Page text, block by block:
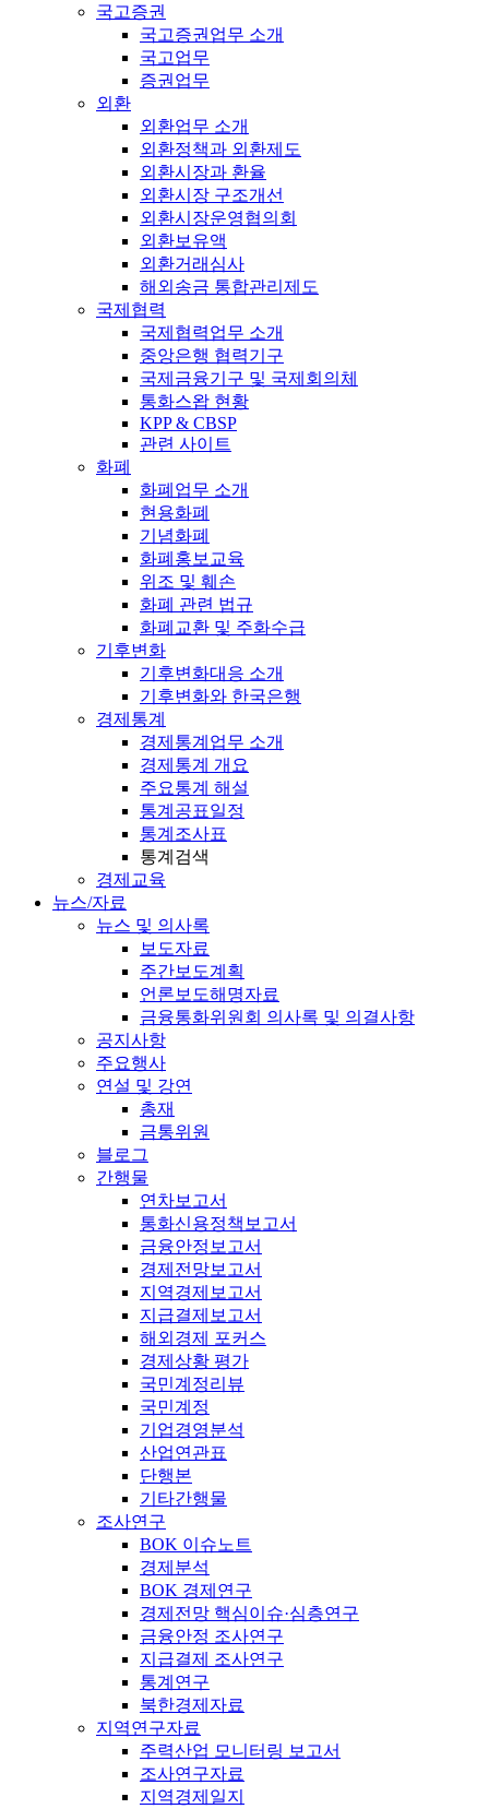
국고증권
국고증권업무 소개
국고업무
증권업무
외환
외환업무 소개
외환정책과 외환제도
외환시장과 환율
외환시장 구조개선
외환시장운영협의회
외환보유액
외환거래심사
해외송금 통합관리제도
국제협력
국제협력업무 소개
중앙은행 협력기구
국제금융기구 및 국제회의체
통화스왑 현황
KPP & CBSP
관련 사이트
화폐
화폐업무 소개
현용화폐
기념화폐
화폐홍보교육
위조 및 훼손
화폐 관련 법규
화폐교환 및 주화수급
기후변화
기후변화대응 소개
기후변화와 한국은행
경제통계
경제통계업무 소개
경제통계 개요
주요통계 해설
통계공표일정
통계조사표
통계검색
경제교육
뉴스/자료
뉴스 및 의사록
보도자료
주간보도계획
언론보도해명자료
금융통화위원회 의사록 및 의결사항
공지사항
주요행사
연설 및 강연
총재
금통위원
블로그
간행물
연차보고서
통화신용정책보고서
금융안정보고서
경제전망보고서
지역경제보고서
지급결제보고서
해외경제 포커스
경제상황 평가
국민계정리뷰
국민계정
기업경영분석
산업연관표
단행본
기타간행물
조사연구
BOK 이슈노트
경제분석
BOK 경제연구
경제전망 핵심이슈·심층연구
금융안정 조사연구
지급결제 조사연구
통계연구
북한경제자료
지역연구자료
주력산업 모니터링 보고서
조사연구자료
지역경제일지